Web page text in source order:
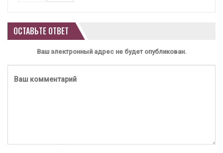
ОСТАВЬТЕ ОТВЕТ
Ваш электронный адрес не будет опубликован.